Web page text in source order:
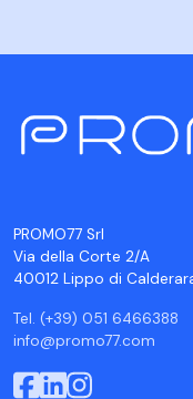
PROMO77 Srl
Via della Corte 2/A
40012 Lippo di
Tel. (+39) 051 6466388
info@promo77.com